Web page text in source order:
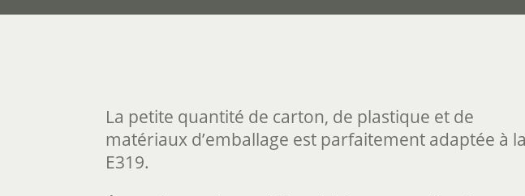
La petite quantité de carton, de plastique et de
matériaux d’emballage est parfaitement adaptée à la
E319.